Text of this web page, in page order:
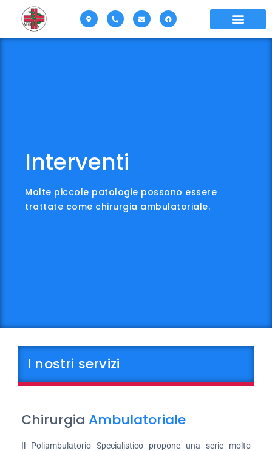
Interventi
Molte piccole patologie possono essere
trattate come chirurgia ambulatoriale.
I nostri servizi
Chirurgia Ambulatoriale
Il Poliambulatorio Specialistico propone un​a serie molto